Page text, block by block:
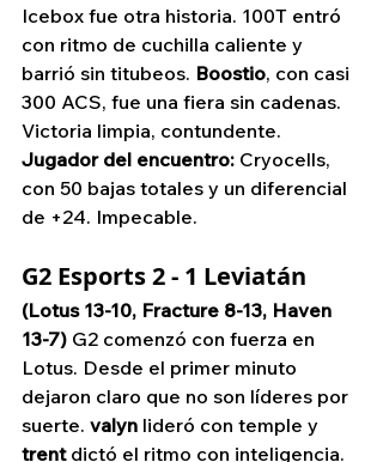
Icebox fue otra historia. 100T entró
con ritmo de cuchilla caliente y
barrió sin titubeos. Boostio, con casi
300 ACS, fue una fiera sin cadenas.
Victoria limpia, contundente.
Jugador del encuentro: Cryocells,
con 50 bajas totales y un diferencial
de +24. Impecable.
G2 Esports 2 - 1 Leviatán
(Lotus 13-10, Fracture 8-13, Haven
13-7) G2 comenzó con fuerza en
Lotus. Desde el primer minuto
dejaron claro que no son líderes por
suerte. valyn lideró con temple y
trent dictó el ritmo con inteligencia.